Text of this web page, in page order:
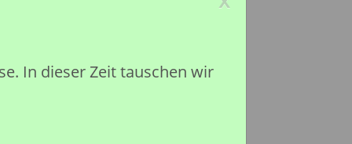
In dieser Zeit tauschen wir